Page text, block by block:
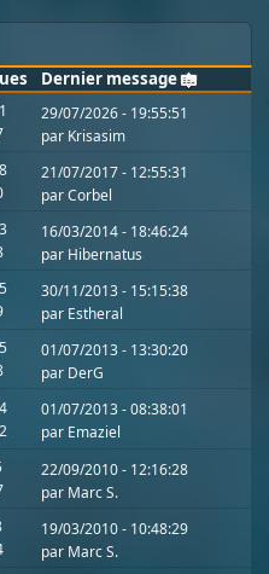
Dernier message
29/07/2026 - 19:55:51
par Krisasim
21/07/2017 - 12:55:31
parCorbel
16/03/2014 - 18:46:24
par Hibernatus
30/11/2013 - 15:15:38
par Estheral
01/07/2013 - 13:30:20
par DerG
01/07/2013 - 08:38:01
par Emaziel
22/09/2010 - 12:16:28
par Marc S.
19/03/2010 - 10:48:29
par Marc S.